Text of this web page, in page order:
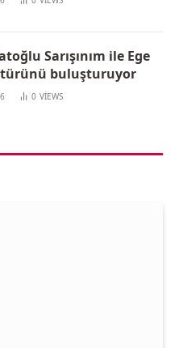
Sarışınım ile Ege
buluşturuyor
0 VIEWS